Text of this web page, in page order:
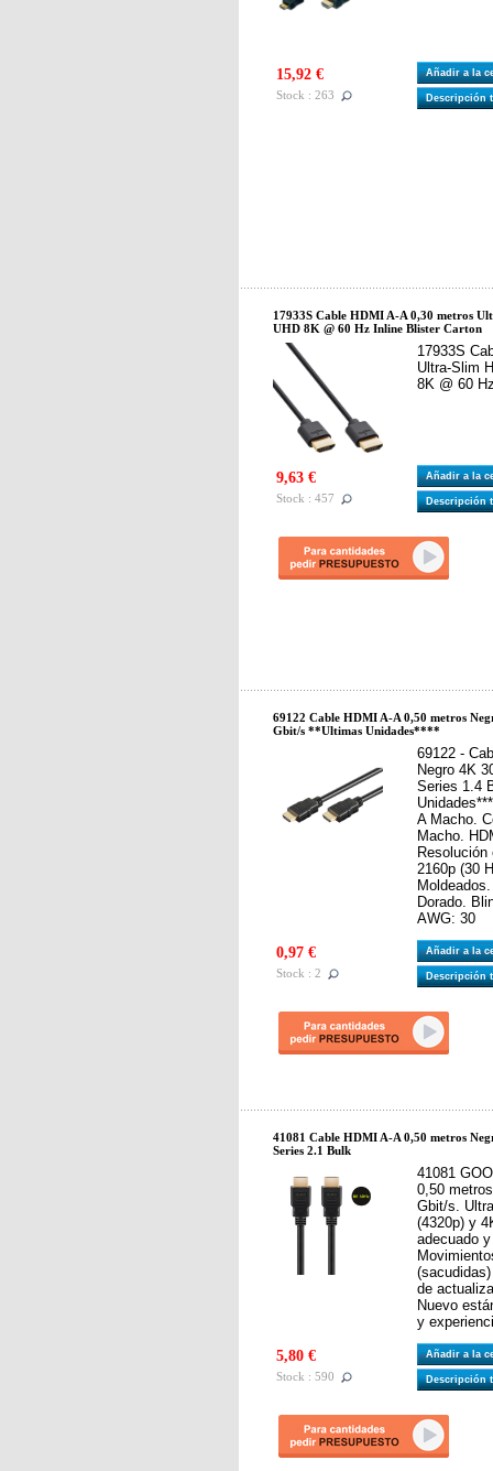
15,92 €
Stock : 263
Añadir a la
Descripción
17933S Cable HDMI A-A 0,30 metros
UHD 8K @ 60 Hz Inline Blister Carton
17933S
Ultra-Slim
8K @ 60
9,63 €
Stock : 457
Añadir a la
Descripción
69122 Cable HDMI A-A 0,50 metros
Gbit/s **Ultimas Unidades****
69122 -
Negro 4K
Series 1.4
A Macho.
Macho.
2160p (30
Dorado.
AWG: 30
0,97 €
Stock : 2
Añadir a la
Descripción
41081 Cable HDMI A-A 0,50 metros
Series 2.1 Bulk
41081
0,50
Gbit/s.
(4320p) y
adecuado
de
Nuevo
y
5,80 €
Stock : 590
Añadir a la
Descripción